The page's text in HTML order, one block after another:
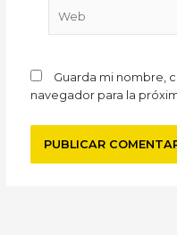
Guarda mi nombre,
navegador para la